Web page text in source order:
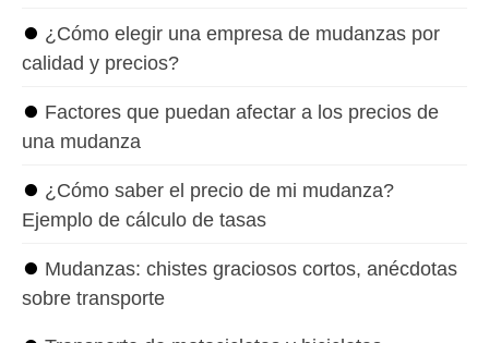
⏺ ¿Cómo elegir una empresa de mudanzas por
calidad y precios?
⏺ Factores que puedan afectar a los precios de
una mudanza
⏺ ¿Cómo saber el precio de mi mudanza?
Ejemplo de cálculo de tasas
⏺ Mudanzas: chistes graciosos cortos, anécdotas
sobre transporte